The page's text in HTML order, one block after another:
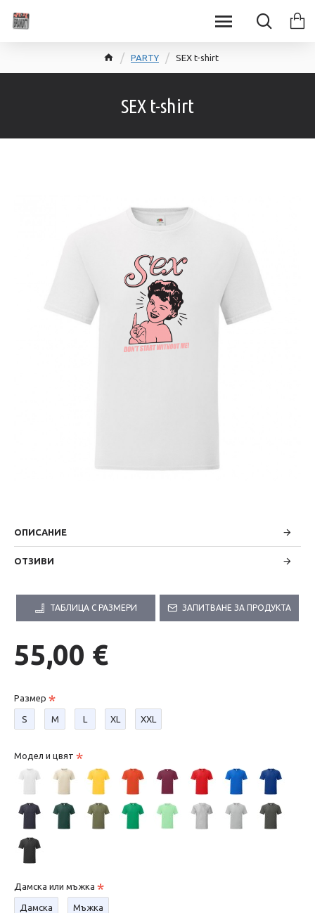
PARTY SEX t-shirt
SEX t-shirt
ОПИСАНИЕ
ОТЗИВИ
ТАБЛИЦА С РАЗМЕРИ ЗАПИТВАНЕ ЗА ПРОДУКТА
55,00 €
Размер
S М L XL XXL
Модел и цвят
Дамска или мъжка
Дамска Мъжка